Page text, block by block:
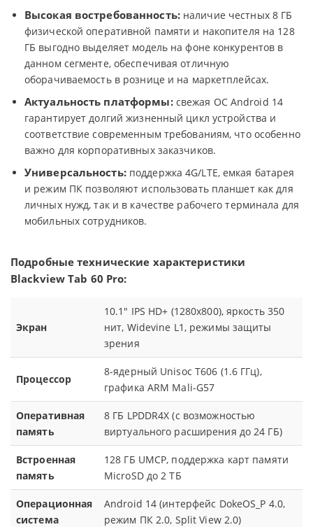
Высокая востребованность:наличие честных 8 ГБ
физической оперативной памяти и накопителя на 128
ГБ выгодно выделяет модель на фоне конкурентов в
данном сегменте, обеспечивая отличную
оборачиваемость в рознице и на маркетплейсах.
Актуальность платформы:свежая ОС Android 14
гарантирует долгий жизненный цикл устройства и
соответствие современным требованиям, что особенно
важно для корпоративных заказчиков.
Универсальность:поддержка 4G/LTE, емкая батарея
и режим ПК позволяют использовать планшет как для
личных нужд, так и в качестве рабочего терминала для
мобильных сотрудников.
Подробные технические характеристики
Blackview Tab 60 Pro:
Экран
10.1" IPS HD+ (1280x800), яркость 350
нит, Widevine L1, режимы защиты
зрения
Процессор
8-ядерный Unisoc T606 (1.6 ГГц),
графика ARM Mali-G57
Оперативная
память
8 ГБ LPDDR4X (с возможностью
виртуального расширения до 24 ГБ)
Встроенная
память
128 ГБ UMCP, поддержка карт памяти
MicroSD до 2 ТБ
Операционная
система
Android 14 (интерфейс DokeOS_P 4.0,
режим ПК 2.0, Split View 2.0)